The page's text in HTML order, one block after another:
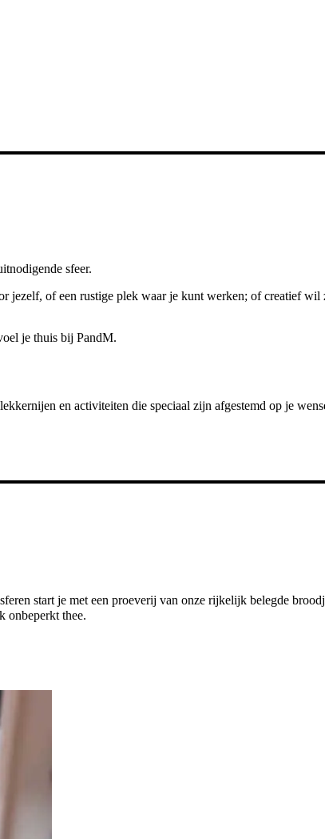
sfeer.
jezelf, of een rustige plek waar je kunt werken; of creatief
je thuis bij PandM.
en activiteiten die speciaal zijn afgestemd op je
start je met een proeverij van onze rijkelijk belegde
onbeperkt thee.